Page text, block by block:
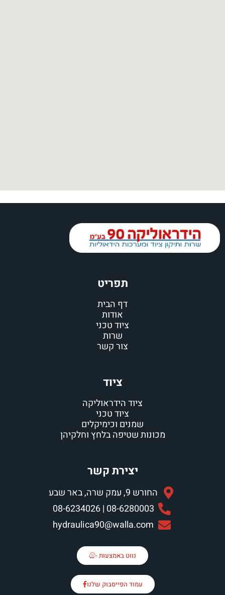
תפריט
דף הבית
אודות
ציוד טכני
שרות
צור קשר
ציוד
ציוד הידראוליקה
ציוד טכני
שמנים וכימיקלים
מכונות שטיפה בלחץ וחלקיהן
יצירת קשר
החורש 9, עמק שרה, באר שבע
08-6280003 | 08-6234026
hydraulica90@walla.com
נווט באמצעות -
עמוד הפייסבוק שלנו